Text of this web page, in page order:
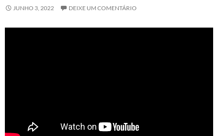
JUNHO 3, 2022 DEIXE UM COMENTÁRIO